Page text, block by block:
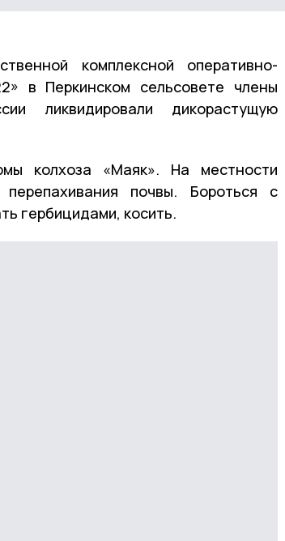
комплексной оперативно-
в Перкинском сельсовете члены
ликвидировали дикорастущую
колхоза «Маяк». На местности
почвы. Бороться с
гербицидами, косить.